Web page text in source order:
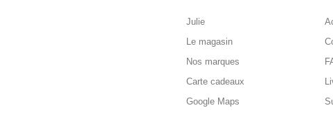
Julie
Le magasin
Nos marques
Carte cadeaux
Google Maps